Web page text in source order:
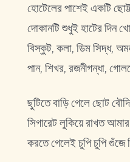
হোটেলের পাশেই একটি
দোকানটি শুধুই হাটের দিন
বিস্কুট, কলা, ডিম সিদ্ধ,
পান, শিখর, রজনীগন্ধা,
ছুটিতে বাড়ি গেলে ছোট
সিগারেট লুকিয়ে রাখত
করতে গেলেই চুপি চুপি